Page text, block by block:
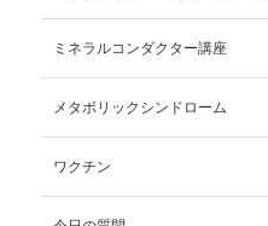
ミネラルコンダクター講座
メタボリックシンドローム
ワクチン